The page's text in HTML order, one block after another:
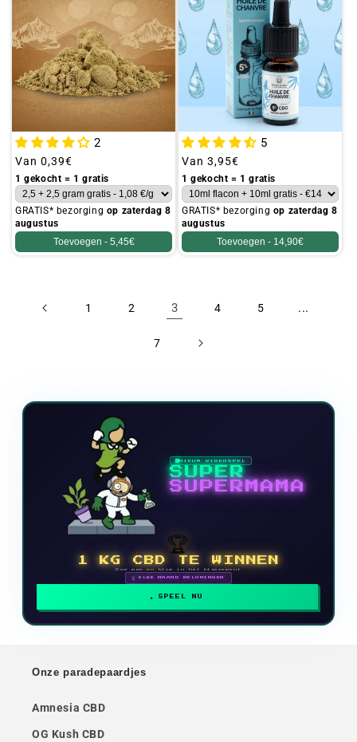
2
Gebruikelijke
prijs
Van 0,39€
1 gekocht = 1 gratis
GRATIS* bezorging op zaterdag 8
augustus
Toevoegen - 5,45€
5
Gebruikelijke
prijs
Van 3,95€
1 gekocht = 1 gratis
GRATIS* bezorging op zaterdag 8
augustus
Toevoegen - 14,90€
1 2 3 4 5 ...
7
NIEUW VIDEOSPEL
SUPER
SUPERMAMA
🏆
1 KG CBD TE WINNEN
Doe mee en klim in het klassement
🗓 ELKE MAAND BELONINGEN
SPEEL NU
Onze paradepaardjes
Amnesia CBD
OG Kush CBD